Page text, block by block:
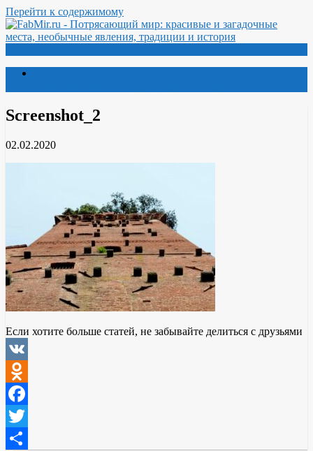
Перейти к содержимому
Screenshot_2
02.02.2020
Если хотите больше статей, не забывайте делиться с друзьями
VK
Odnoklassniki
Facebook
Twitter